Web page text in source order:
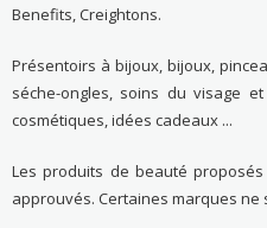
Benefits, Creightons.
Présentoirs à bijoux, bijoux,
séche-ongles, soins du visage
cosmétiques, idées cadeaux ...
Les produits de beauté
approuvés. Certaines marques